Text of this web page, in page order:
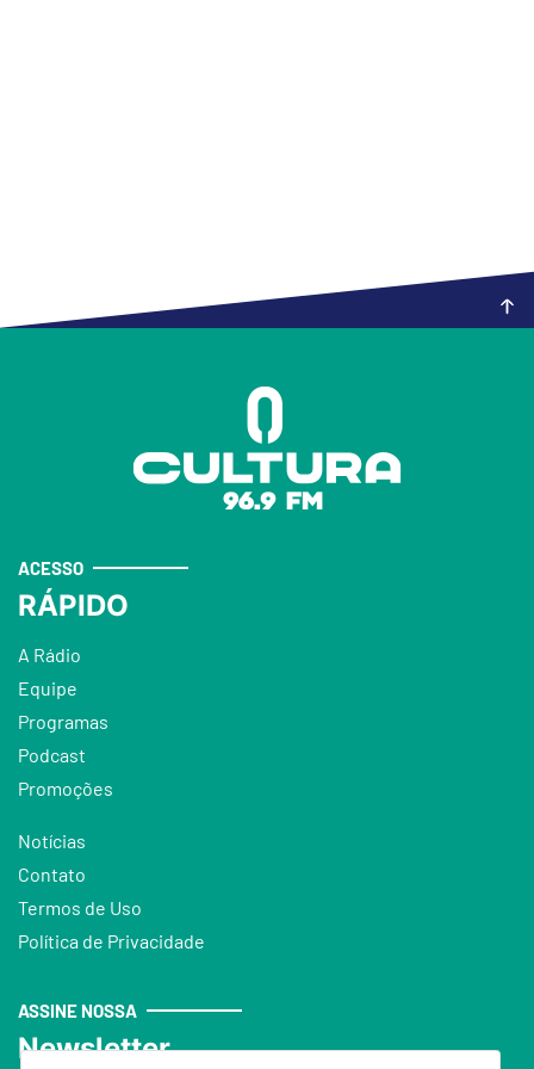
ACESSO
RÁPIDO
A Rádio
Equipe
Programas
Podcast
Promoções
Notícias
Contato
Termos de Uso
Política de Privacidade
ASSINE NOSSA
Newsletter